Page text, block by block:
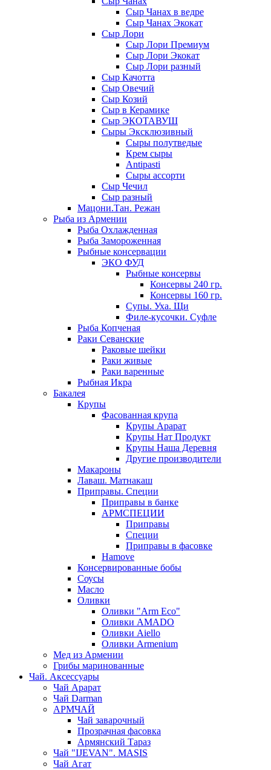
Сыр Чанах в ведре
Сыр Чанах Экокат
Сыр Лори
Сыр Лори Премиум
Сыр Лори Экокат
Сыр Лори разный
Сыр Качотта
Сыр Овечий
Сыр Козий
Сыр в Керамике
Сыр ЭКОТАВУШ
Сыры Эксклюзивный
Сыры полутведые
Крем сыры
Antipasti
Сыры ассорти
Сыр Чечил
Сыр разный
Мацони.Тан. Режан
Рыба из Армении
Рыба Охлажденная
Рыба Замороженная
Рыбные консервации
ЭКО ФУД
Рыбные консервы
Консервы 240 гр.
Консервы 160 гр.
Супы. Уха. Щи
Филе-кусочки. Суфле
Рыба Копченая
Раки Севанские
Раковые шейки
Раки живые
Раки варенные
Рыбная Икра
Бакалея
Крупы
Фасованная крупа
Крупы Арарат
Крупы Нат Продукт
Крупы Наша Деревня
Другие производители
Макароны
Лаваш. Матнакаш
Приправы. Специи
Приправы в банке
АРМСПЕЦИИ
Приправы
Специи
Приправы в фасовке
Hamove
Консервированные бобы
Соусы
Масло
Оливки
Оливки "Arm Eco"
Оливки AMADO
Оливки Aiello
Оливки Armenium
Мед из Армении
Грибы маринованные
Чай. Аксессуары
Чай Арарат
Чай Darman
АРМЧАЙ
Чай заварочный
Прозрачная фасовка
Армянский Тараз
Чай "IJEVAN". MASIS
Чай Агат